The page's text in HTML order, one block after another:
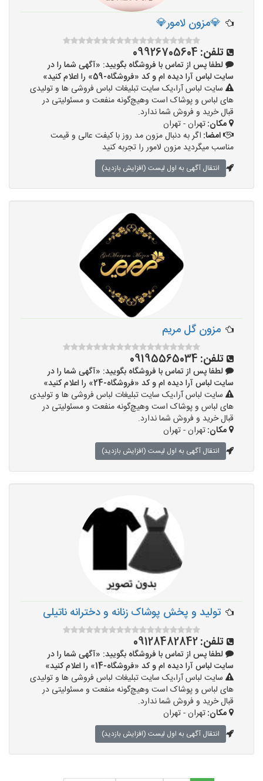
💎مزون لامور💎
تلفن: 09926705604
لطفا پس از تماس با فروشگاه بگویید: «آگهی شما را در
سایت لباس آرا دیده ام و کد «فروشگاه-59» را اعلام کنید»
سایت لباس آرا،یک سایت تبلیغات لباس فروشی ها و تولیدی
های لباس و پوشاک است وهیچ‌گونه منفعت و مسئولیتی در
قبال خرید و فروش شما ندارد.
مکان:تهران - تهران
امضا: اگر به دنبال مزون مد روز با کیفت عالی و قیمت
مناسب میگردید مزون لامور را تجربه کنید
انتقال آگهی به اول لیست (افزایش بازدید)
مزون گل مریم
تلفن: 09195565034
لطفا پس از تماس با فروشگاه بگویید: «آگهی شما را در
سایت لباس آرا دیده ام و کد «فروشگاه-24» را اعلام کنید»
سایت لباس آرا،یک سایت تبلیغات لباس فروشی ها و تولیدی
های لباس و پوشاک است وهیچ‌گونه منفعت و مسئولیتی در
قبال خرید و فروش شما ندارد.
مکان:تهران - تهران
انتقال آگهی به اول لیست (افزایش بازدید)
تولید و پخش پوشاک زنانه و دخترانه ناتیلی
تلفن:09128482842
لطفا پس از تماس با فروشگاه بگویید: «آگهی شما را در
سایت لباس آرا دیده ام و کد «فروشگاه-14» را اعلام کنید»
سایت لباس آرا،یک سایت تبلیغات لباس فروشی ها و تولیدی
های لباس و پوشاک است وهیچ‌گونه منفعت و مسئولیتی در
قبال خرید و فروش شما ندارد.
مکان:تهران - تهران
انتقال آگهی به اول لیست (افزایش بازدید)